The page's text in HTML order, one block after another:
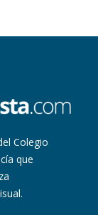
Colegio
que